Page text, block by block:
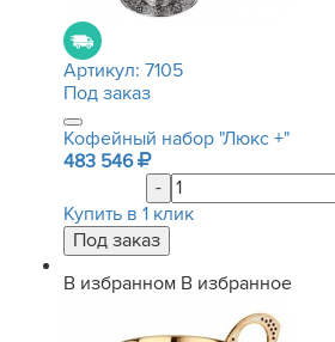
Артикул: 7105
Под заказ
Кофейный набор "Люкс +"
483 546
-
Купить в 1 клик
В избранном В избранное